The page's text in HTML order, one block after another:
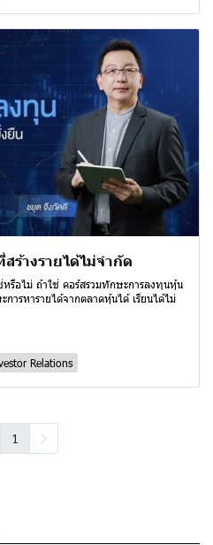
ร้างรายได้ไม่จำกัด
รือไม่ ถ้าใช่ คอร์สรวมทักษะการลงทุนหุ้น
ารหารายได้จากตลาดหุ้นได้ เรียนได้ไม่
Relations
1